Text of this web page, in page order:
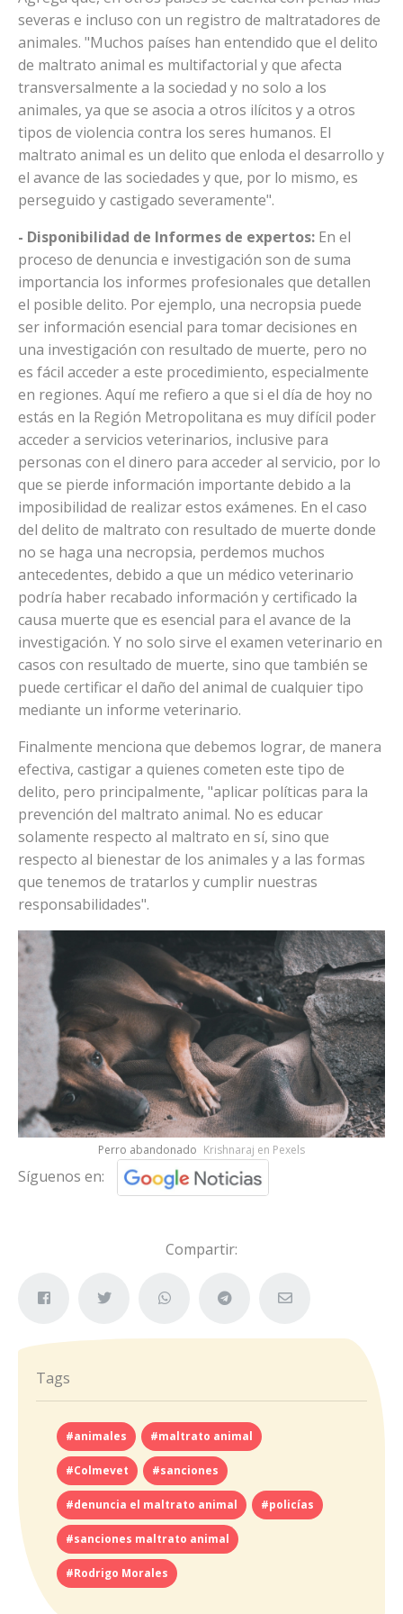
severas e incluso con un registro de maltratadores de
animales. "Muchos países han entendido que el delito
de maltrato animal es multifactorial y que afecta
transversalmente a la sociedad y no solo a los
animales, ya que se asocia a otros ilícitos y a otros
tipos de violencia contra los seres humanos. El
maltrato animal es un delito que enloda el desarrollo y
el avance de las sociedades y que, por lo mismo, es
perseguido y castigado severamente".
- Disponibilidad de Informes de expertos: En el
proceso de denuncia e investigación son de suma
importancia los informes profesionales que detallen
el posible delito. Por ejemplo, una necropsia puede
ser información esencial para tomar decisiones en
una investigación con resultado de muerte, pero no
es fácil acceder a este procedimiento, especialmente
en regiones. Aquí me refiero a que si el día de hoy no
estás en la Región Metropolitana es muy difícil poder
acceder a servicios veterinarios, inclusive para
personas con el dinero para acceder al servicio, por lo
que se pierde información importante debido a la
imposibilidad de realizar estos exámenes. En el caso
del delito de maltrato con resultado de muerte donde
no se haga una necropsia, perdemos muchos
antecedentes, debido a que un médico veterinario
podría haber recabado información y certificado la
causa muerte que es esencial para el avance de la
investigación. Y no solo sirve el examen veterinario en
casos con resultado de muerte, sino que también se
puede certificar el daño del animal de cualquier tipo
mediante un informe veterinario.
Finalmente menciona que debemos lograr, de manera
efectiva, castigar a quienes cometen este tipo de
delito, pero principalmente, "aplicar políticas para la
prevención del maltrato animal. No es educar
solamente respecto al maltrato en sí, sino que
respecto al bienestar de los animales y a las formas
que tenemos de tratarlos y cumplir nuestras
responsabilidades".
Perro abandonado Krishnaraj en Pexels
Síguenos en:
Compartir:
Tags
#animales #maltrato animal
#Colmevet #sanciones
#denuncia el maltrato animal #policías
#sanciones maltrato animal
#Rodrigo Morales